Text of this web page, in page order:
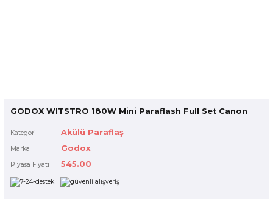
GODOX WITSTRO 180W Mini Paraflash Full Set Canon
Kategori Akülü Paraflaş
Marka Godox
Piyasa Fiyatı 545.00